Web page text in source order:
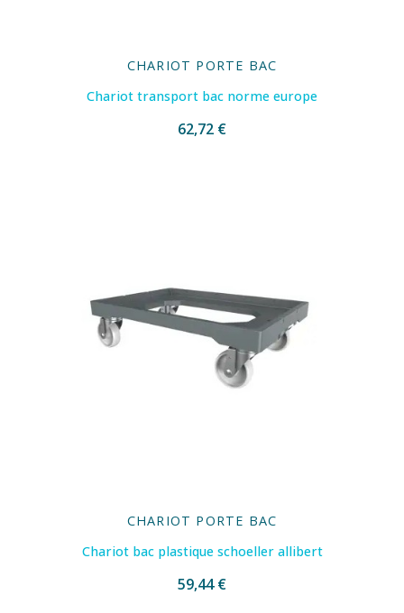
CHARIOT PORTE BAC
Chariot transport bac norme europe
62,72 €
CHARIOT PORTE BAC
Chariot bac plastique schoeller allibert
59,44 €